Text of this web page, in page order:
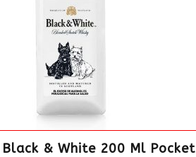
Black & White 200 Ml Pocket